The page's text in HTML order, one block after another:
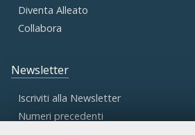
Diventa Alleato
Collabora
Newsletter
Iscriviti alla Newsletter
Numeri precedenti